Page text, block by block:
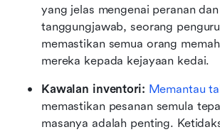
yang jelas mengenai peranan dan
tanggungjawab, seorang
memastikan semua orang
mereka kepada kejayaan kedai.
Kawalan inventori: Memantau
memastikan pesanan semula
masanya adalah penting.